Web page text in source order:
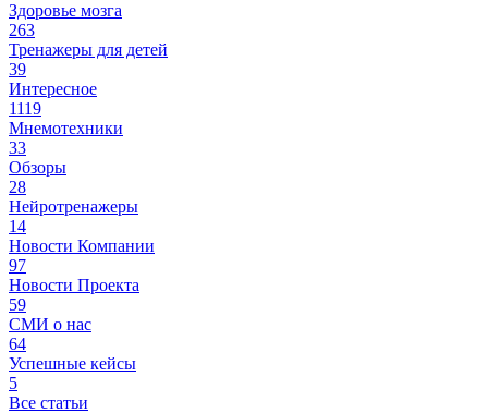
Здоровье мозга
263
Тренажеры для детей
39
Интересное
1119
Мнемотехники
33
Обзоры
28
Нейротренажеры
14
Новости Компании
97
Новости Проекта
59
СМИ о нас
64
Успешные кейсы
5
Все статьи